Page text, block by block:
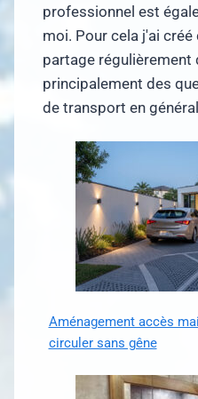
professionnel est
moi. Pour cela j'ai
partage régulièrement
principalement des
de transport en
Aménagement accès
circuler sans gêne